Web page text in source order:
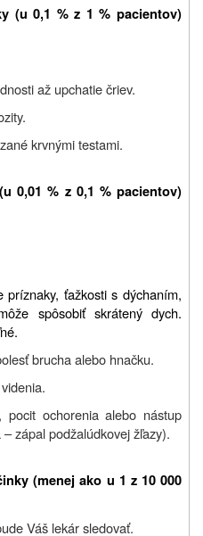
(u 0,1 % z 1 % pacientov)
až upchatie čriev.
krvnými testami.
0,01 % z 0,1 % pacientov)
príznaky, ťažkosti s dýchaním,
spôsobiť skrátený dych.
brucha alebo hnačku.
pocit ochorenia alebo nástup
zápal podžalúdkovej žľazy).
(menej ako u 1 z 10 000
Váš lekár sledovať.